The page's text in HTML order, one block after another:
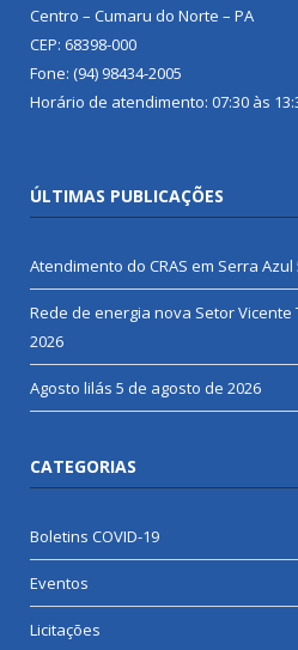
Centro – Cumaru do Norte – PA
CEP: 68398-000
Fone: (94) 98434-2005
Horário de atendimento: 07:30 às
ÚLTIMAS PUBLICAÇÕES
Atendimento do CRAS em Serra Azul
Rede de energia nova Setor Vicente
2026
Agosto lilás 5 de agosto de 2026
CATEGORIAS
Boletins COVID-19
Eventos
Licitações